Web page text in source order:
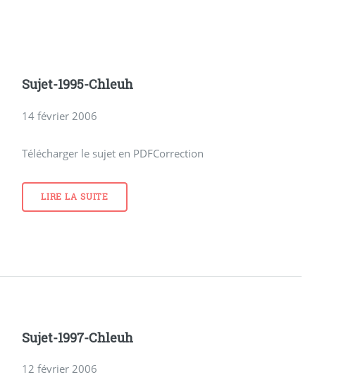
Sujet-1995-Chleuh
14 février 2006
Télécharger le sujet en PDFCorrection
LIRE LA SUITE
Sujet-1997-Chleuh
12 février 2006